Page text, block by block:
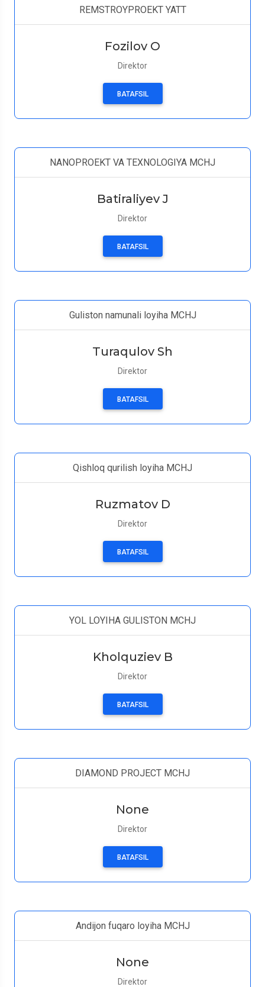
REMSTROYPROEKT YATT
Fozilov O
Direktor
BATAFSIL
NANOPROEKT VA TEXNOLOGIYA MCHJ
Batiraliyev J
Direktor
BATAFSIL
Guliston namunali loyiha MCHJ
Turaqulov Sh
Direktor
BATAFSIL
Qishloq qurilish loyiha MCHJ
Ruzmatov D
Direktor
BATAFSIL
YOL LOYIHA GULISTON MCHJ
Kholquziev B
Direktor
BATAFSIL
DIAMOND PROJECT MCHJ
None
Direktor
BATAFSIL
Andijon fuqaro loyiha MCHJ
None
Direktor